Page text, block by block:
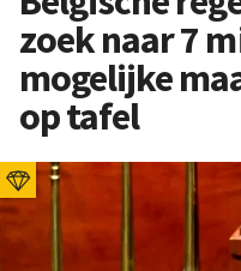
zoek naar 7
mogelijke
op tafel